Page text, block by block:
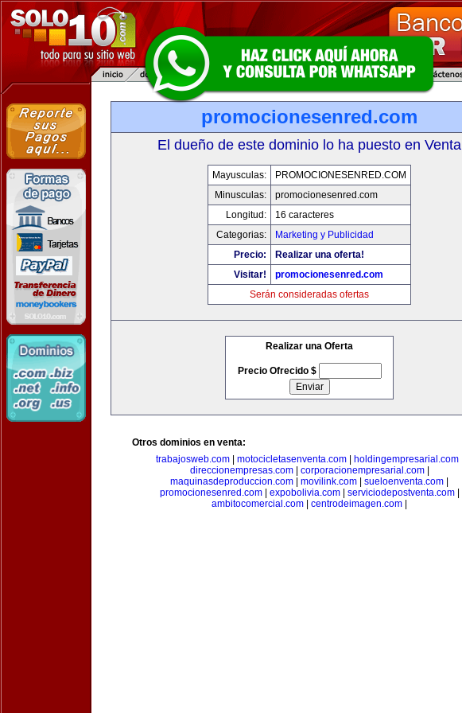
promocionesenred.com
El dueño de este dominio lo ha puesto en Venta
Mayusculas:
PROMOCIONESENRED.COM
Minusculas:
promocionesenred.com
Longitud:
16 caracteres
Categorias:
Marketing y Publicidad
Precio:
Realizar una oferta!
Visitar!
promocionesenred.com
Serán consideradas ofertas
Realizar una Oferta
Precio Ofrecido $
Otros dominios en venta:
trabajosweb.com| motocicletasenventa.com| holdingempresarial.com|
direccionempresas.com| corporacionempresarial.com|
maquinasdeproduccion.com
movilink.com sueloenventa.com
promocionesenred.com| expobolivia.com| serviciodepostventa.com|
ambitocomercial.com
centrodeimagen.com